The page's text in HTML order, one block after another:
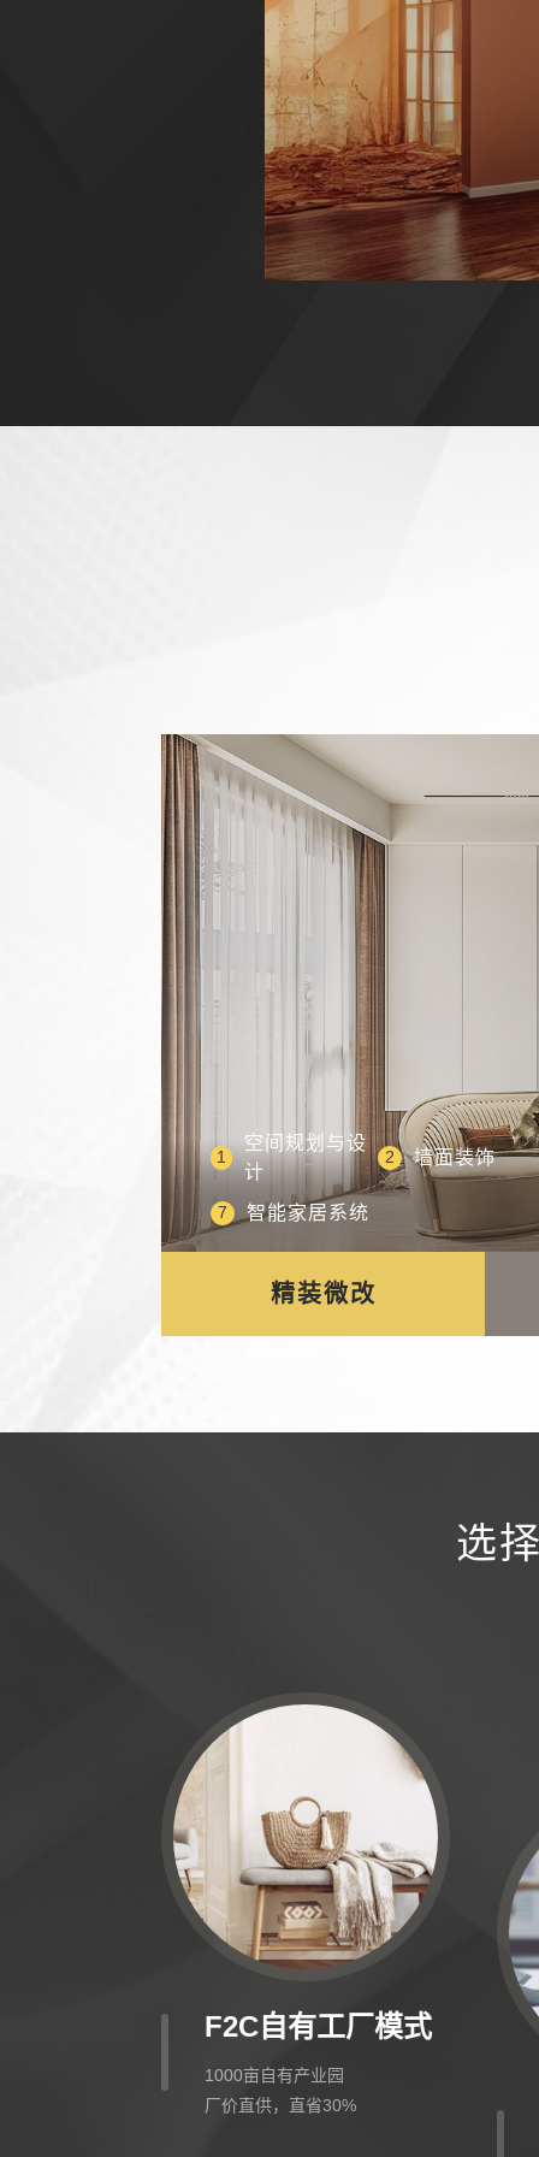
1
空间规划与设
计
2 墙面装饰
7 智能家居系统
2 茶几
7 床头柜
1 客厅窗帘 主卧窗帘
1 客厅吊灯 餐厅吊灯
精装微改
选
F2C自有工厂模式
1000亩自有产业园
厂价直供，直省30%